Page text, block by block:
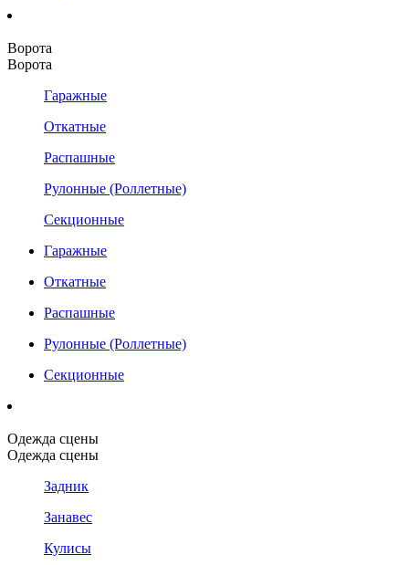
Ворота
Ворота
Гаражные
Откатные
Распашные
Рулонные (Роллетные)
Секционные
Гаражные
Откатные
Распашные
Рулонные (Роллетные)
Секционные
Одежда сцены
Одежда сцены
Задник
Занавес
Кулисы